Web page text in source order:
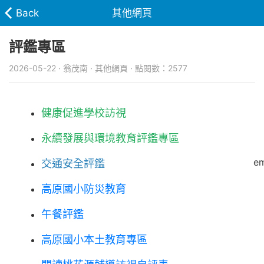
Back 其他網頁
評鑑專區
2026-05-22 · 翁茂南 · 其他網頁 · 點閱數：2577
健康促進學校訪視
永續發展與環境教育評鑑專區
交通安全評鑑
高原國小防災教育
午餐評鑑
高原國小本土教育專區